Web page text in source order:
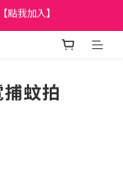
私訊優惠價
私訊優惠價
蚊拍